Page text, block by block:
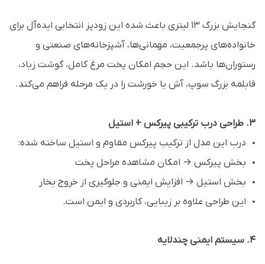
گنجایش بزرگ ۱۳ لیتری باعث شده این زودپز انتخابی ایده‌آل برای
خانواده‌های پرجمعیت، مهمانی‌ها، آشپزخانه‌های صنعتی و
رستوران‌ها باشد. این حجم امکان پخت مرغ کامل، گوشت زیاد،
قابلمه بزرگ سوپ، آش یا خورشت را در یک مرحله فراهم می‌کند.
۳. طراحی درب ترکیبی پیرکس + استیل
درب این مدل از ترکیب پیرکس مقاوم و استیل ساخته شده:
بخش پیرکس → امکان مشاهده مراحل پخت
بخش استیل → افزایش ایمنی و جلوگیری از خروج بخار
این طراحی علاوه بر زیبایی، کاربردی و ایمن است.
۴. سیستم ایمنی چندلایه